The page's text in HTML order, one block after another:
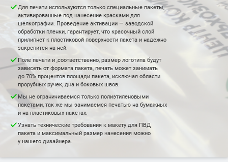
Для печати используются только специальные пакеты,
активированные под нанесение красками для
шелкографии. Проведение активации — заводской
обработки пленки, гарантирует, что красочный слой
прилипнет к пластиковой поверхности пакета и надежно
закрепится на ней.
Поле печати и ,соответственно, размер логотипа будут
зависеть от формата пакета, печать может занимать
до 70% процентов площади пакета, исключая области
прорубных ручек, дна и боковых швов.
Мы не ограничиваемся только полиэтиленовыми
пакетами, так же мы занимаемся печатью на бумажных
и на пластиковых пакетах.
Узнать технические требования к макету для ПВД
пакета и максимальный размер нанесения можно
у нашего дизайнера.